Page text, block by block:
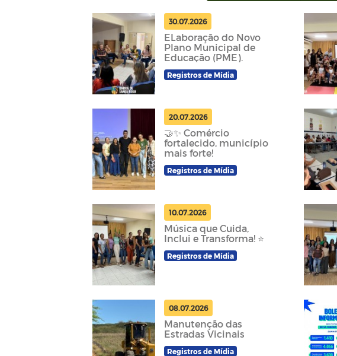
30.07.2026
ELaboração do Novo
Plano Municipal de
Educação (PME).
Registros de Mídia
20.07.2026
🤝✨ Comércio
fortalecido, município
mais forte!
Registros de Mídia
10.07.2026
Música que Cuida,
Inclui e Transforma! ⭐
Registros de Mídia
08.07.2026
Manutenção das
Estradas Vicinais
Registros de Mídia